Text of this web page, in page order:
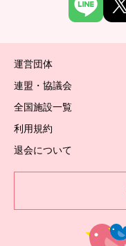
運営団体
連盟・協議会
全国施設一覧
利用規約
退会について